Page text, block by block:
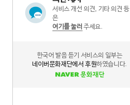
서비스 개선 의견, 기타 의견 등
은
여기를 눌러 주세요.
한국어 발음 듣기 서비스의 일부는
네이버문화재단에서 후원하였습니다.